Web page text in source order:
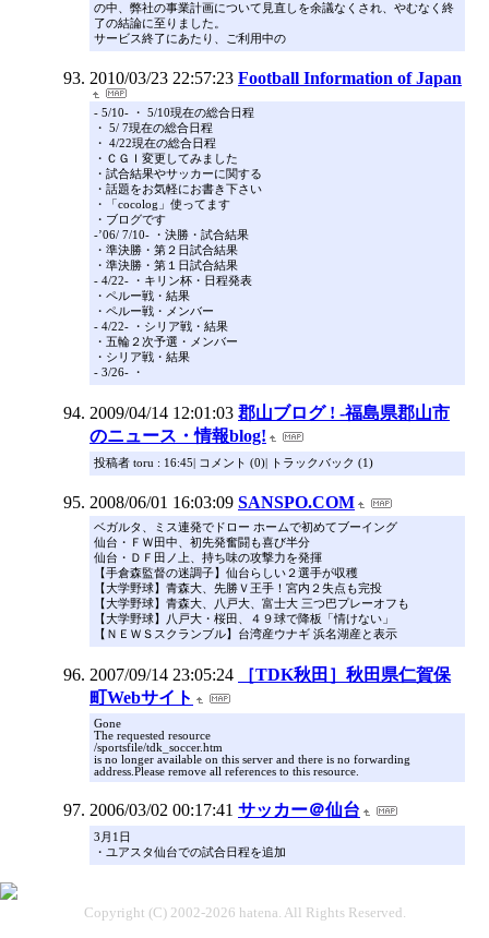
の中、弊社の事業計画について見直しを余議なくされ、やむなく終
了の結論に至りました。
サービス終了にあたり、ご利用中の
2010/03/23 22:57:23 Football Information of Japan
- 5/10- ・ 5/10現在の総合日程
・ 5/ 7現在の総合日程
・ 4/22現在の総合日程
・ＣＧＩ変更してみました
・試合結果やサッカーに関する
・話題をお気軽にお書き下さい
・「cocolog」使ってます
・ブログです
-’06/ 7/10- ・決勝・試合結果
・準決勝・第２日試合結果
・準決勝・第１日試合結果
- 4/22- ・キリン杯・日程発表
・ペルー戦・結果
・ペルー戦・メンバー
- 4/22- ・シリア戦・結果
・五輪２次予選・メンバー
・シリア戦・結果
- 3/26- ・
2009/04/14 12:01:03 郡山ブログ ! -福島県郡山市
のニュース・情報blog!
投稿者 toru : 16:45| コメント (0)| トラックバック (1)
2008/06/01 16:03:09 SANSPO.COM
ベガルタ、ミス連発でドロー ホームで初めてブーイング
仙台・ＦＷ田中、初先発奮闘も喜び半分
仙台・ＤＦ田ノ上、持ち味の攻撃力を発揮
【手倉森監督の迷調子】仙台らしい２選手が収穫
【大学野球】青森大、先勝Ｖ王手！宮内２失点も完投
【大学野球】青森大、八戸大、富士大 三つ巴プレーオフも
【大学野球】八戸大・桜田、４９球で降板「情けない」
【ＮＥＷＳスクランブル】台湾産ウナギ 浜名湖産と表示
2007/09/14 23:05:24
［TDK秋田］秋田県仁賀保
町Webサイト
Gone
The requested resource
/sportsfile/tdk_soccer.htm
is no longer available on this server and there is no forwarding
address.Please remove all references to this resource.
2006/03/02 00:17:41 サッカー＠仙台
3月1日
・ユアスタ仙台での試合日程を追加
Copyright (C) 2002-2026 hatena. All Rights Reserved.